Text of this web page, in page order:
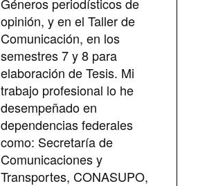
opinión, y en el Taller de
Comunicación, en los
semestres 7 y 8 para
elaboración de Tesis. Mi
trabajo profesional lo he
desempeñado en
dependencias federales
como: Secretaría de
Comunicaciones y
Transportes, CONASUPO,